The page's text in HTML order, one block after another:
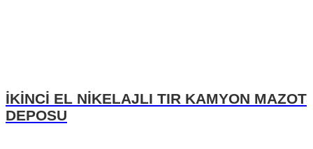
İKİNCİ EL NİKELAJLI TIR KAMYON MAZOT
DEPOSU